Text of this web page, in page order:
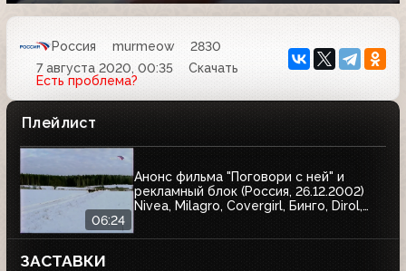
Россия murmeow
2830
7 августа 2020, 00:35
Скачать
Есть проблема?
Плейлист
06:24
Анонс фильма "Поговори с ней" и
рекламный блок (Россия, 26.12.2002)
Nivea, Milagro, Covergirl, Бинго, Dirol,
ЗАСТАВКИ